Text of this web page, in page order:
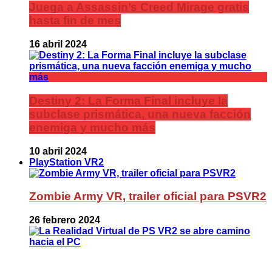
Juega a Assassin’s Creed Mirage gratis
hasta fin de mes
16 abril 2024
Destiny 2: La Forma Final incluye la
subclase prismática, una nueva facción
enemiga y mucho más
10 abril 2024
PlayStation VR2
Zombie Army VR, trailer oficial para PSVR2
26 febrero 2024